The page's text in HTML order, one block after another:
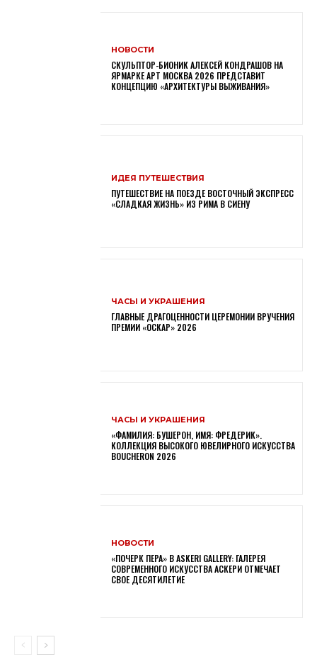
НОВОСТИ
СКУЛЬПТОР-БИОНИК АЛЕКСЕЙ КОНДРАШОВ НА
ЯРМАРКЕ АРТ МОСКВА 2026 ПРЕДСТАВИТ
КОНЦЕПЦИЮ «АРХИТЕКТУРЫ ВЫЖИВАНИЯ»
ИДЕЯ ПУТЕШЕСТВИЯ
ПУТЕШЕСТВИЕ НА ПОЕЗДЕ ВОСТОЧНЫЙ ЭКСПРЕСС
«СЛАДКАЯ ЖИЗНЬ» ИЗ РИМА В СИЕНУ
ЧАСЫ И УКРАШЕНИЯ
ГЛАВНЫЕ ДРАГОЦЕННОСТИ ЦЕРЕМОНИИ ВРУЧЕНИЯ
ПРЕМИИ «ОСКАР» 2026
ЧАСЫ И УКРАШЕНИЯ
«ФАМИЛИЯ: БУШЕРОН, ИМЯ: ФРЕДЕРИК».
КОЛЛЕКЦИЯ ВЫСОКОГО ЮВЕЛИРНОГО ИСКУССТВА
BOUCHERON 2026
НОВОСТИ
«ПОЧЕРК ПЕРА» В ASKERI GALLERY: ГАЛЕРЕЯ
СОВРЕМЕННОГО ИСКУССТВА АСКЕРИ ОТМЕЧАЕТ
СВОЕ ДЕСЯТИЛЕТИЕ